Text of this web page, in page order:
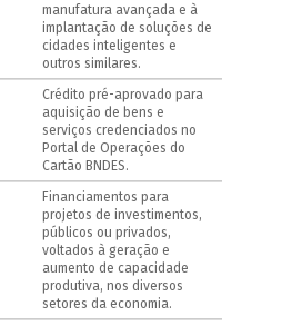
manufatura avançada e à
implantação de soluções de
cidades inteligentes e
outros similares.
Crédito pré-aprovado para
aquisição de bens e
serviços credenciados no
Portal de Operações do
Cartão BNDES.
Financiamentos para
projetos de investimentos,
públicos ou privados,
voltados à geração e
aumento de capacidade
produtiva, nos diversos
setores da economia.